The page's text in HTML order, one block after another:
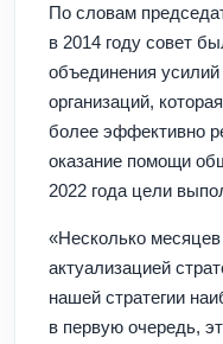
По словам
в 2014 году совет
объединения
организаций,
более эффективно
оказание помощи
2022 года цели
«Несколько
актуализацией
нашей стратегии
в первую очередь,